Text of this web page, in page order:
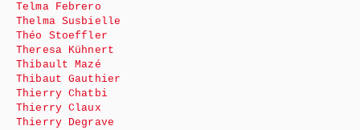
Telma Febrero
Thelma Susbielle
Théo Stoeffler
Theresa Kühnert
Thibault Mazé
Thibaut Gauthier
Thierry Chatbi
Thierry Claux
Thierry Degrave